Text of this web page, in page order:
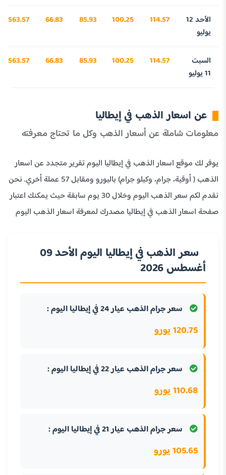
الأحد 12
يوليو
114.57
100.25
85.93
66.83
3563.57
السبت
11 يوليو
114.57
100.25
85.93
66.83
3563.57
عن اسعار الذهب في إيطاليا
معلومات شاملة عن أسعار الذهب وكل ما تحتاج معرفته
يوفر لك موقع اسعار الذهب في إيطاليا اليوم تقرير متجدد عن اسعار
الذهب ( أوقية، جرام، وكيلو جرام) باليورو ومقابل 57 عملة أخري. نحن
نقدم لكم سعر الذهب اليوم وخلال 30 يوم سابقة حيث يمكنك اعتبار
صفحة اسعار الذهب في إيطاليا مصدرك لمعرفة اسعار الذهب اليوم
سعر الذهب في إيطاليا اليوم الأحد 09
أغسطس 2026
سعر جرام الذهب عيار 24 في إيطاليا اليوم :
120.75 يورو
سعر جرام الذهب عيار 22 في إيطاليا اليوم :
110.68 يورو
سعر جرام الذهب عيار 21 في إيطاليا اليوم :
105.65 يورو